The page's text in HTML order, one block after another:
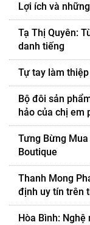
Lợi ích và
Tạ Thị Quyên:
danh tiếng
Tự tay làm
Bộ đôi sản
hảo của chị em
Tưng Bừng
Boutique
Thanh Mong
định uy tín trên
Hòa Bình: Nghệ